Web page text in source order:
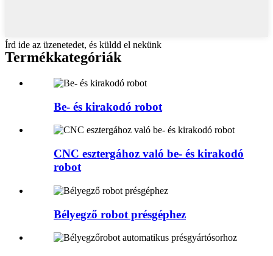
Írd ide az üzenetedet, és küldd el nekünk
Termékkategóriák
Be- és kirakodó robot
CNC esztergához való be- és kirakodó
robot
Bélyegző robot présgéphez